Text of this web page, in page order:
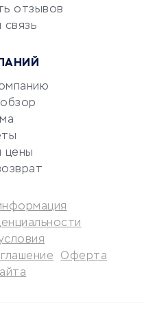
отзывов
связь
цены
Оферта